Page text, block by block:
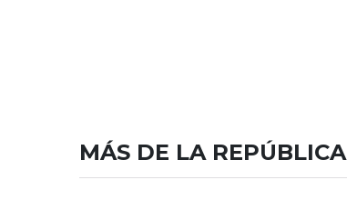
MÁS DE LA REPÚBLICA